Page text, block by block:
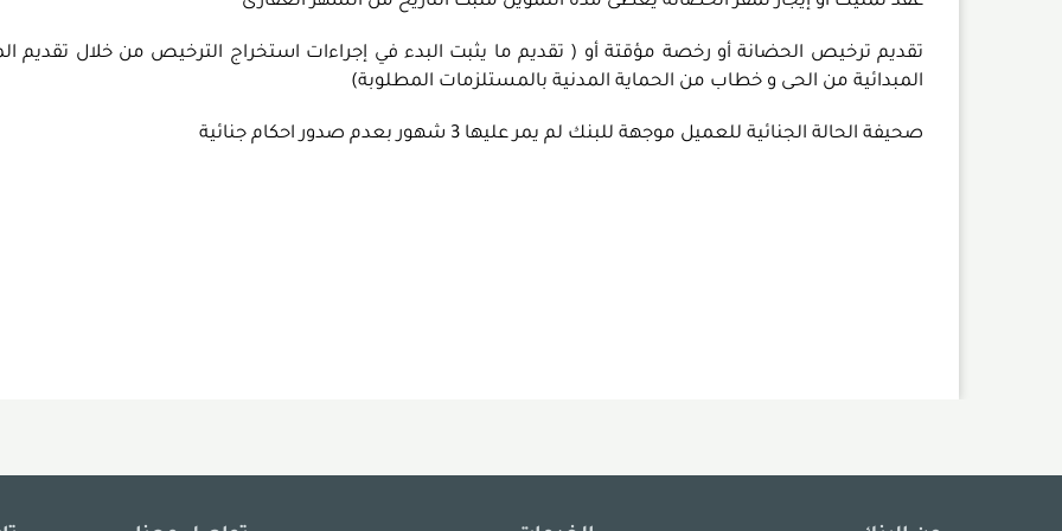
تقديم ترخيص الحضانة أو رخصة مؤقتة أو ( تقديم ما يثبت البدء في إجراءات استخراج الترخيص من خلال تقديم
المبدائية من الحى و خطاب من الحماية المدنية بالمستلزمات المطلوبة)
صحيفة الحالة الجنائية للعميل موجهة للبنك لم يمر عليها 3 شهور بعدم صدور احكام جنائية